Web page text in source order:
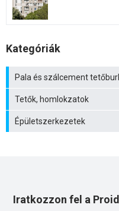
Kategóriák
Pala és szálcement
Tetők, homlokzatok
Épületszerkezetek
Iratkozzon fel a